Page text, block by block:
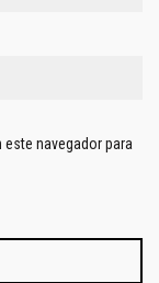
navegador para